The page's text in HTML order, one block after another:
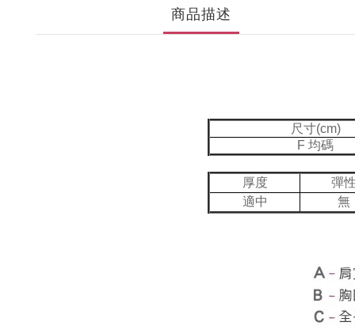
商品描述
尺寸(cm)
F 均碼
厚度
彈
適中
無